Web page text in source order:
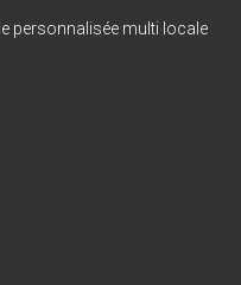
personnalisée multi locale